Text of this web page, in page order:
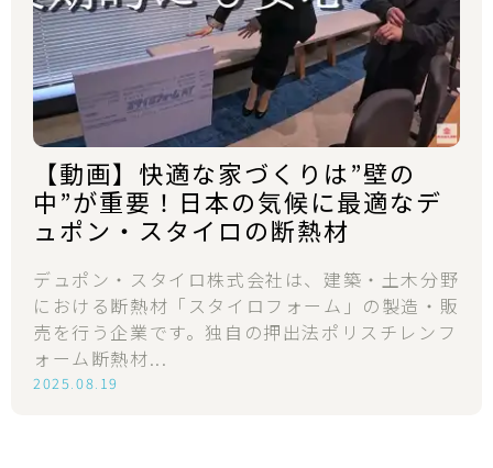
【動画】快適な家づくりは”壁の
中”が重要！日本の気候に最適なデ
ュポン・スタイロの断熱材
デュポン・スタイロ株式会社は、建築・土木分野
における断熱材「スタイロフォーム」の製造・販
売を行う企業です。独自の押出法ポリスチレンフ
ォーム断熱材...
2025.08.19